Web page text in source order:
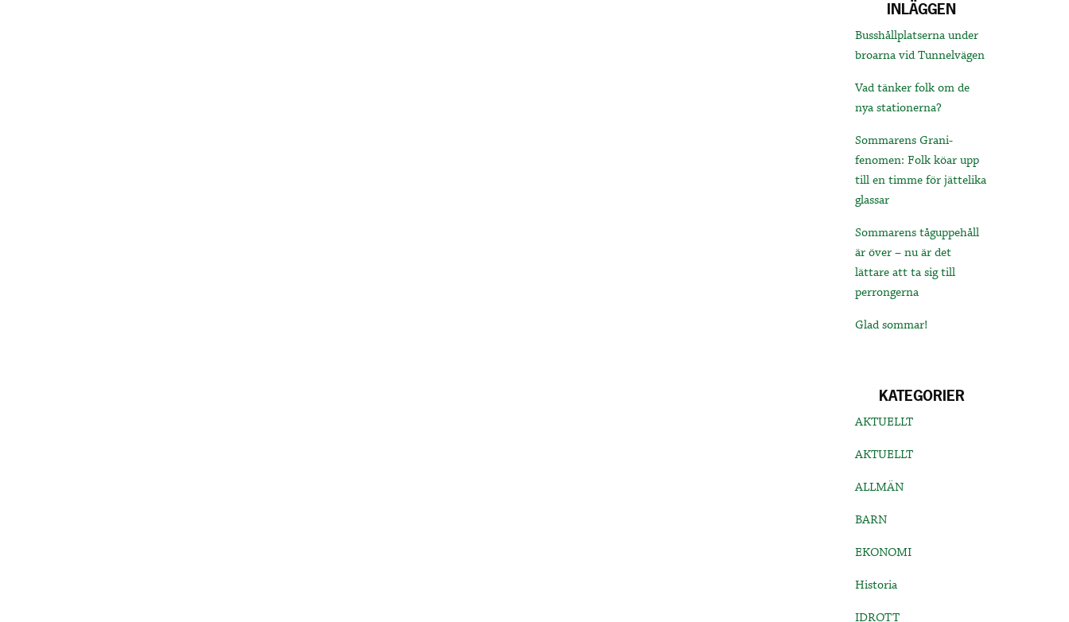
INLÄGGEN
Busshållplatserna under
broarna vid Tunnelvägen
Vad tänker folk om de
nya stationerna?
Sommarens Grani-
fenomen: Folk köar upp
till en timme för jättelika
glassar
Sommarens tåguppehåll
är över – nu är det
lättare att ta sig till
perrongerna
Glad sommar!
KATEGORIER
AKTUELLT
AKTUELLT
ALLMÄN
BARN
EKONOMI
Historia
IDROTT